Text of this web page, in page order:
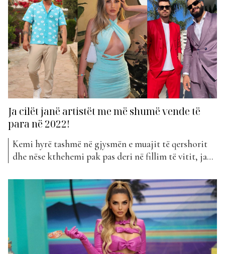
çmimin e madh, kishim...
Ja cilët janë artistët me më shumë vende të
para në 2022!
Kemi hyrë tashmë në gjysmën e muajit të qershorit
dhe nëse kthehemi pak pas deri në fillim të vitit, janë
klasifikimin e “The Top List”. Ja se cilët kanë qenë
ata… 1. Yll Limani ka qendruar për 7 javë në krye...